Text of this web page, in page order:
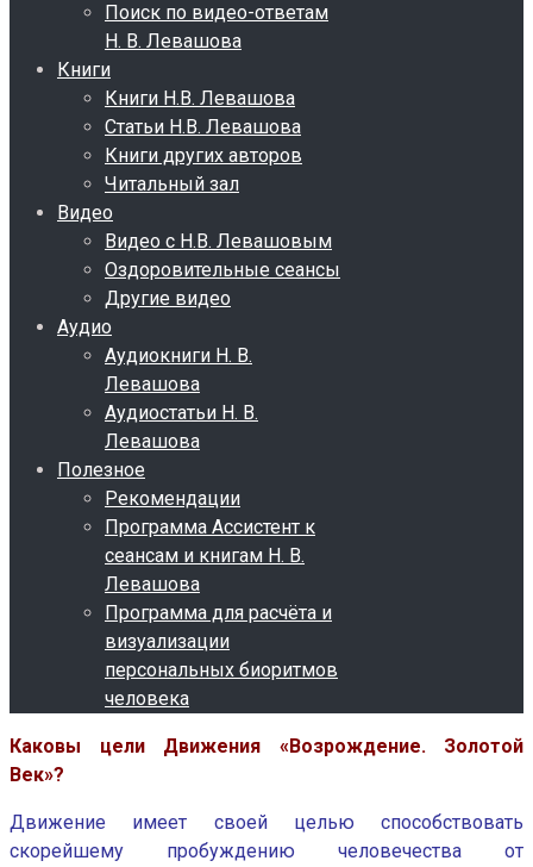
Поиск по видео-ответам
Н. В. Левашова
Книги
Книги Н.В. Левашова
Статьи Н.В. Левашова
Книги других авторов
Читальный зал
Видео
Видео с Н.В. Левашовым
Оздоровительные сеансы
Другие видео
Аудио
Аудиокниги Н. В.
Левашова
Аудиостатьи Н. В.
Левашова
Полезное
Рекомендации
Программа Ассистент к
сеансам и книгам Н. В.
Левашова
Программа для расчёта и
визуализации
персональных биоритмов
человека
Каковы цели Движения «Возрождение. Золотой
Век»?
Движение имеет своей целью способствовать
скорейшему пробуждению человечества от